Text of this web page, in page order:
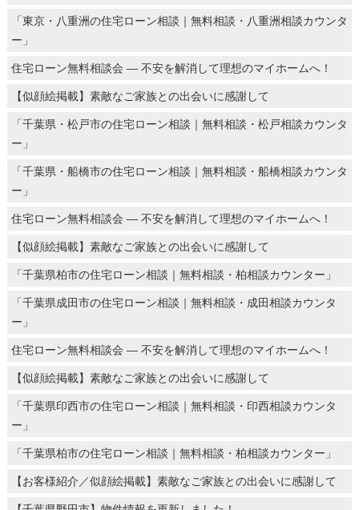
「東京・八重洲の住宅ローン相談｜無料相談・八重洲相談カウンタ
ー」
住宅ローン無料相談会 ― 不安を解消して理想のマイホームへ！
【似顔絵掲載】素敵なご家族との出会いに感謝して
「千葉県・松戸市の住宅ローン相談｜無料相談・松戸相談カウンタ
ー」
「千葉県・船橋市の住宅ローン相談｜無料相談・船橋相談カウンタ
ー」
住宅ローン無料相談会 ― 不安を解消して理想のマイホームへ！
【似顔絵掲載】素敵なご家族との出会いに感謝して
「千葉県柏市の住宅ローン相談｜無料相談・柏相談カウンター」
「千葉県成田市の住宅ローン相談｜無料相談・成田相談カウンタ
ー」
住宅ローン無料相談会 ― 不安を解消して理想のマイホームへ！
【似顔絵掲載】素敵なご家族との出会いに感謝して
「千葉県印西市の住宅ローン相談｜無料相談・印西相談カウンタ
ー」
「千葉県柏市の住宅ローン相談｜無料相談・柏相談カウンター」
【お客様紹介／似顔絵掲載】素敵なご家族との出会いに感謝して